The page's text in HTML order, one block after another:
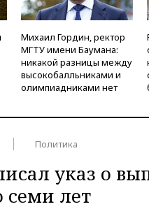
Михаил Гордин, ректор
МГТУ имени Баумана:
никакой разницы между
высокобалльниками и
олимпиадниками нет
Политика
указ о
семи лет